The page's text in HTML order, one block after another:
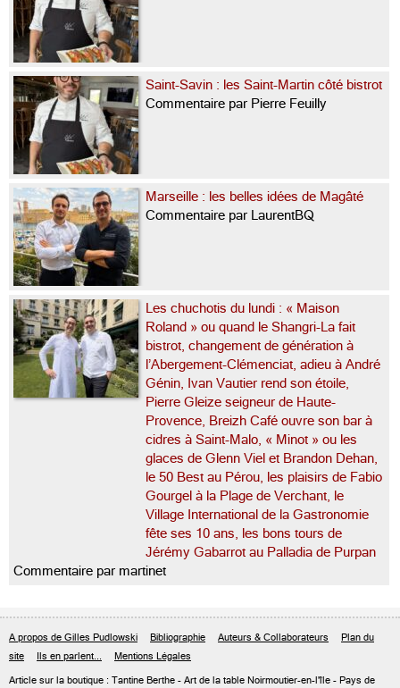
Saint-Savin : les Saint-Martin côté bistrot
Commentaire par Pierre Feuilly
Marseille : les belles idées de Magâté
Commentaire par LaurentBQ
Les chuchotis du lundi : « Maison
Roland » ou quand le Shangri-La fait
bistrot, changement de génération à
l’Abergement-Clémenciat, adieu à André
Génin, Ivan Vautier rend son étoile,
Pierre Gleize seigneur de Haute-
Provence, Breizh Café ouvre son bar à
cidres à Saint-Malo, « Minot » ou les
glaces de Glenn Viel et Brandon Dehan,
le 50 Best au Pérou, les plaisirs de Fabio
Gourgel à la Plage de Verchant, le
Village International de la Gastronomie
fête ses 10 ans, les bons tours de
Jérémy Gabarrot au Palladia de Purpan
Commentaire par martinet
A propos de Gilles Pudlowski Bibliographie Auteurs & Collaborateurs
Plan du
site
Ils en parlent... Mentions Légales
Article sur la boutique : Tantine Berthe - Art de la table Noirmoutier-en-l'île - Pays de